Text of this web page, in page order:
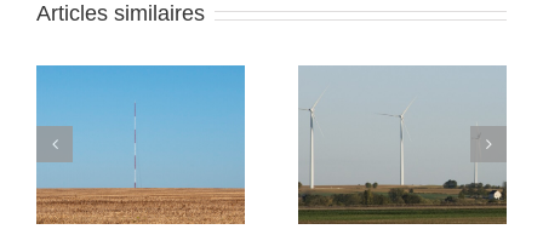
vent
colère
Articles similaires
Indre : Serge Descout
demande la création
d’un groupe de travail
sur les projets éoliens
Le Maire et le Conseil
Municipal de Villedieu-
l’implantation
d’éoliennes